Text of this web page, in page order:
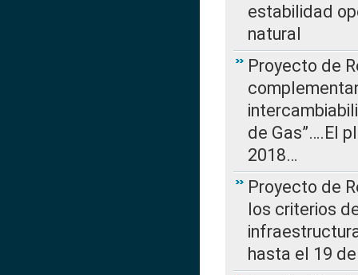
estabilidad
natural
Proyecto de
de Gas”….El
2018…
Proyecto de
los criterios
hasta el 19